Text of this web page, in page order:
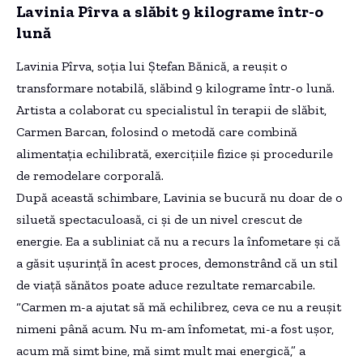
Lavinia Pîrva a slăbit 9 kilograme într-o
lună
Lavinia Pîrva, soția lui Ștefan Bănică, a reușit o
transformare notabilă, slăbind 9 kilograme într-o lună.
Artista a colaborat cu specialistul în terapii de slăbit,
Carmen Barcan, folosind o metodă care combină
alimentația echilibrată, exercițiile fizice și procedurile
de remodelare corporală.
După această schimbare, Lavinia se bucură nu doar de o
siluetă spectaculoasă, ci și de un nivel crescut de
energie. Ea a subliniat că nu a recurs la înfometare și că
a găsit ușurință în acest proces, demonstrând că un stil
de viață sănătos poate aduce rezultate remarcabile.
“Carmen m-a ajutat să mă echilibrez, ceva ce nu a reușit
nimeni până acum. Nu m-am înfometat, mi-a fost ușor,
acum mă simt bine, mă simt mult mai energică,” a